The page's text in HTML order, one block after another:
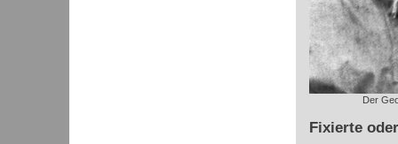
Der
Fixierte